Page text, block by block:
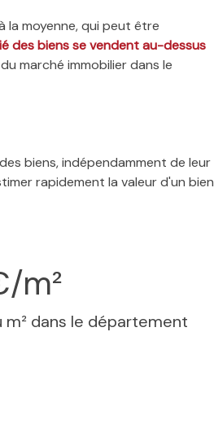
la moyenne, qui peut être
des biens se vendent au-dessus
marché immobilier dans le
biens, indépendamment de leur
rapidement la valeur d'un bien
m²
m² dans le département